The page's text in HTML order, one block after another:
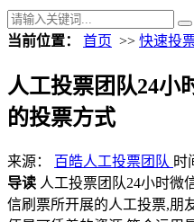
当前位置： 首页 >> 快速投
人工投票团队24小
的投票方式
来源： 百皓人工投票团队 时
导读 人工投票团队24小时微
信刷票所开展的人工投票,朋